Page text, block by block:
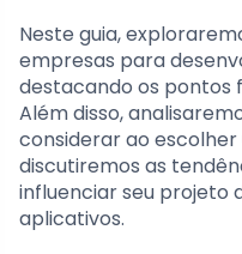
Neste guia,
empresas para
destacando os pontos
Além disso,
considerar ao
discutiremos as
influenciar seu projeto
aplicativos.